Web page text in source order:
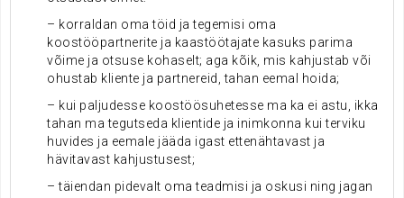
– korraldan oma töid ja tegemisi oma
koostööpartnerite ja kaastöötajate kasuks parima
võime ja otsuse kohaselt; aga kõik, mis kahjustab või
ohustab kliente ja partnereid, tahan eemal hoida;
– kui paljudesse koostöösuhetesse ma ka ei astu, ikka
tahan ma tegutseda klientide ja inimkonna kui terviku
huvides ja eemale jääda igast ettenähtavast ja
hävitavast kahjustusest;
– täiendan pidevalt oma teadmisi ja oskusi ning jagan